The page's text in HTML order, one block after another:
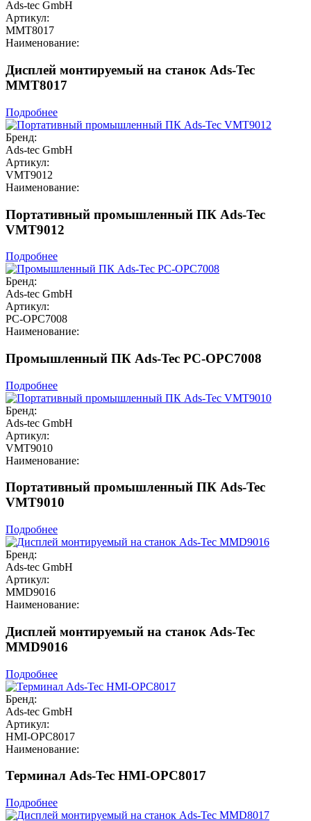
Ads-tec GmbH
Артикул:
MMT8017
Наименование:
Дисплей монтируемый на станок Ads-Tec
MMT8017
Подробнее
Бренд:
Ads-tec GmbH
Артикул:
VMT9012
Наименование:
Портативный промышленный ПК Ads-Tec
VMT9012
Подробнее
Бренд:
Ads-tec GmbH
Артикул:
PC-OPC7008
Наименование:
Промышленный ПК Ads-Tec PC-OPC7008
Подробнее
Бренд:
Ads-tec GmbH
Артикул:
VMT9010
Наименование:
Портативный промышленный ПК Ads-Tec
VMT9010
Подробнее
Бренд:
Ads-tec GmbH
Артикул:
MMD9016
Наименование:
Дисплей монтируемый на станок Ads-Tec
MMD9016
Подробнее
Бренд:
Ads-tec GmbH
Артикул:
HMI-OPC8017
Наименование:
Терминал Ads-Tec HMI-OPC8017
Подробнее